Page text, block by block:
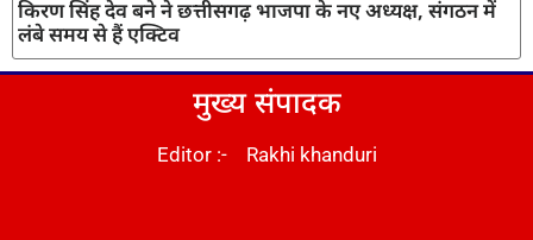
किरण सिंह देव बने ने छत्तीसगढ़ भाजपा के नए अध्यक्ष, संगठन में
लंबे समय से हैं एक्टिव
मुख्य संपादक
Editor :- Rakhi khanduri